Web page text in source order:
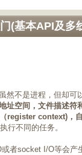
(基本API及多
然不是进程，但却可
址空间，文件描述符
register context)，
行不同的任务。
者socket I/O等会产